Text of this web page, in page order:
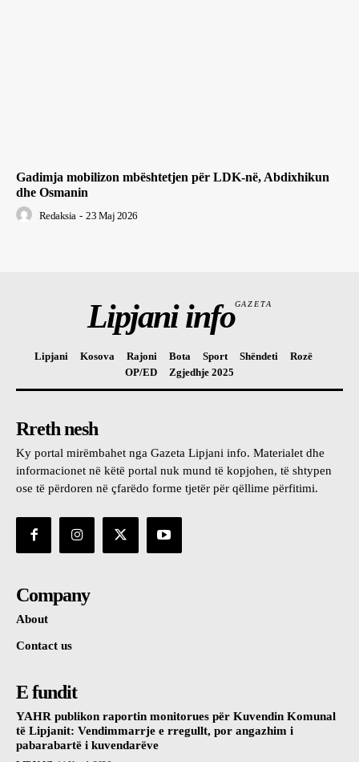
Gadimja mobilizon mbështetjen për LDK-në, Abdixhikun
dhe Osmanin
Redaksia - 23 Maj 2026
Lipjani infoGAZETA
Lipjani Kosova Rajoni Bota Sport Shëndeti
Rozë
OP/ED
Zgjedhje 2025
Rreth nesh
Ky portal mirëmbahet nga Gazeta Lipjani info. Materialet dhe
informacionet në këtë portal nuk mund të kopjohen, të shtypen
ose të përdoren në çfarëdo forme tjetër për qëllime përfitimi.
Company
About
Contact us
E fundit
YAHR publikon raportin monitorues për Kuvendin Komunal
të Lipjanit: Vendimmarrje e rregullt, por angazhim i
pabarabartë i kuvendarëve